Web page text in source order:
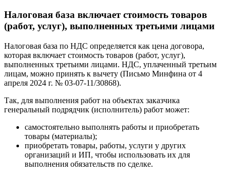
Налоговая база включает стоимость товаров
(работ, услуг), выполненных третьими лицами
Налоговая база по НДС определяется как цена договора,
которая включает стоимость товаров (работ, услуг),
выполненных третьими лицами. НДС, уплаченный третьим
лицам, можно принять к вычету (Письмо Минфина от 4
апреля 2024 г. № 03-07-11/30868).
Так, для выполнения работ на объектах заказчика
генеральный подрядчик (исполнитель) работ может:
самостоятельно выполнять работы и приобретать
товары (материалы);
приобретать товары, работы, услуги у других
организаций и ИП, чтобы использовать их для
выполнения обязательств по сделке.